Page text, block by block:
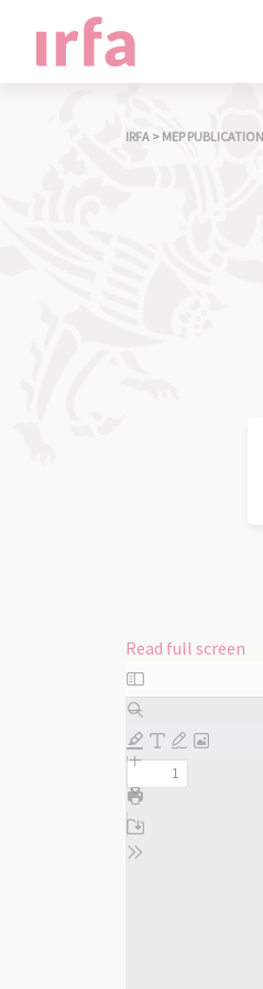
IRFA > MEP
Read full screen
Skip
to
PDF
content